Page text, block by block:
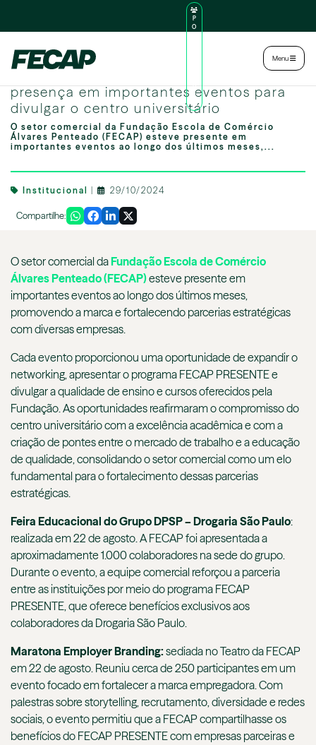
P
O
U
N
Menu
presença em importantes eventos para
divulgar o centro universitário
O setor comercial da Fundação Escola de Comércio
Álvares Penteado (FECAP) esteve presente em
importantes eventos ao longo dos últimos meses,...
Institucional 29/10/2024
Compartilhe:
O setor comercial daFundação Escola de Comércio
Álvares Penteado (FECAP)esteve presente em
importantes eventos ao longo dos últimos meses,
promovendo a marca e fortalecendo parcerias estratégicas
com diversas empresas.
Cada evento proporcionou uma oportunidade de expandir o
networking, apresentar o programa FECAP PRESENTE e
divulgar a qualidade de ensino e cursos oferecidos pela
Fundação. As oportunidades reafirmaram o compromisso do
centro universitário com a excelência acadêmica e com a
criação de pontes entre o mercado de trabalho e a educação
de qualidade, consolidando o setor comercial como um elo
fundamental para o fortalecimento dessas parcerias
estratégicas.
Feira Educacional do Grupo DPSP – Drogaria São Paulo:
realizada em 22 de agosto. A FECAP foi apresentada a
aproximadamente 1.000 colaboradores na sede do grupo.
Durante o evento, a equipe comercial reforçou a parceria
entre as instituições por meio do programa FECAP
PRESENTE, que oferece benefícios exclusivos aos
colaboradores da Drogaria São Paulo.
Maratona Employer Branding:sediada no Teatro da FECAP
em 22 de agosto. Reuniu cerca de 250 participantes em um
evento focado em fortalecer a marca empregadora. Com
palestras sobre storytelling, recrutamento, diversidade e redes
sociais, o evento permitiu que a FECAP compartilhasse os
benefícios do FECAP PRESENTE com empresas parceiras e